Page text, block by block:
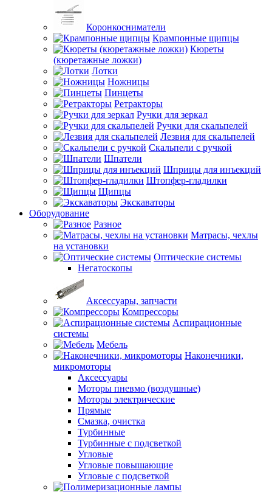
Коронкосниматели
Крампонные щипцы
Кюреты
(кюретажные ложки)
Лотки
Ножницы
Пинцеты
Ретракторы
Ручки для зеркал
Ручки для скальпелей
Лезвия для скальпелей
Скальпели с ручкой
Шпатели
Шприцы для инъекций
Штопфер-гладилки
Щипцы
Экскаваторы
Оборудование
Разное
Матрасы, чехлы
на установки
Оптические системы
Негатоскопы
Аксессуары, запчасти
Компрессоры
Аспирационные
системы
Мебель
Наконечники,
микромоторы
Аксессуары
Моторы пневмо (воздушные)
Моторы электрические
Прямые
Смазка, очистка
Турбинные
Турбинные с подсветкой
Угловые
Угловые повышающие
Угловые с подсветкой